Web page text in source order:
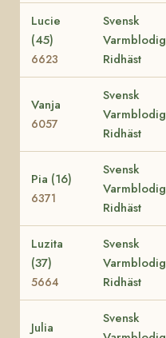
Lucie
(45)
6623
Svensk
Varmblodig
Ridhäst
Vanja
6057
Svensk
Varmblodig
Ridhäst
Pia (16)
6371
Svensk
Varmblodig
Ridhäst
Luzita
(37)
5664
Svensk
Varmblodig
Ridhäst
Julia
Svensk